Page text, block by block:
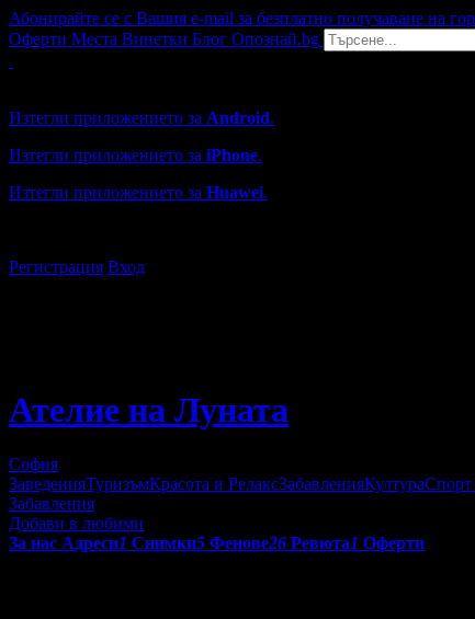
Абонирайте се с Вашия e-mail за безплатно получаване на
Оферти Места Винетки Блог Опознай.bg
Изтегли приложението за Android.
Изтегли приложението за iPhone.
Изтегли приложението за Huawei.
Регистрация Вход
Ателие на Луната
София
ЗаведенияТуризъмКрасота и РелаксЗабавленияКултура
Забавления
Добави в любими
За нас Адреси1 Снимки5 Фенове26 Ревюта1 Оферти